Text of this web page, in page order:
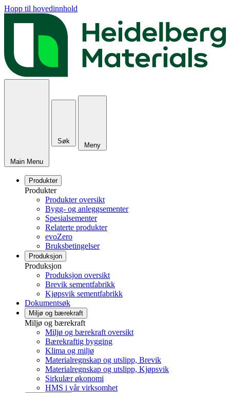
Hopp til hovedinnhold
Main Menu
Søk
Meny
Produkter
Produkter
Produkter oversikt
Bygg- og anleggsementer
Spesialsementer
Relaterte produkter
evoZero
Bruksbetingelser
Produksjon
Produksjon
Produksjon oversikt
Brevik sementfabrikk
Kjøpsvik sementfabrikk
Dokumentsøk
Miljø og bærekraft
Miljø og bærekraft
Miljø og bærekraft oversikt
Bærekraftig bygging
Klima og miljø
Materialregnskap og utslipp, Brevik
Materialregnskap og utslipp, Kjøpsvik
Sirkulær økonomi
HMS i vår virksomhet